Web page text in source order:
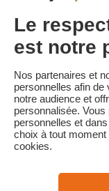
Tarif Flexible à J-3 :
Séjour annulable
En cas d'annulation
montant total du
Familytrip vous
son partenaire
réservation ou dans
téléphone.
Le
est notre
Nos partenaires et
personnelles afin
notre audience et
personnalisée.
personnelles et
choix à tout
cookies.